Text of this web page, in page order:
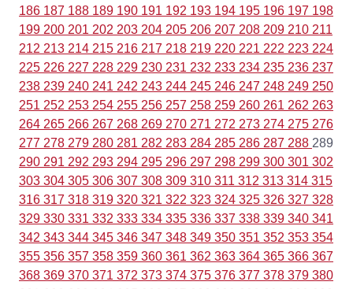
186 187 188 189 190 191 192 193 194 195 196 197 198
199 200 201 202 203 204 205 206 207 208 209 210 211
212 213 214 215 216 217 218 219 220 221 222 223 224
225 226 227 228 229 230 231 232 233 234 235 236 237
238 239 240 241 242 243 244 245 246 247 248 249 250
251 252 253 254 255 256 257 258 259 260 261 262 263
264 265 266 267 268 269 270 271 272 273 274 275 276
277 278 279 280 281 282 283 284 285 286 287 288 289
290 291 292 293 294 295 296 297 298 299 300 301 302
303 304 305 306 307 308 309 310 311 312 313 314 315
316 317 318 319 320 321 322 323 324 325 326 327 328
329 330 331 332 333 334 335 336 337 338 339 340 341
342 343 344 345 346 347 348 349 350 351 352 353 354
355 356 357 358 359 360 361 362 363 364 365 366 367
368 369 370 371 372 373 374 375 376 377 378 379 380